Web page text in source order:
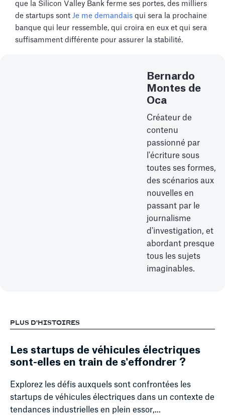
que la Silicon Valley Bank ferme ses portes, des milliers
de startups sont Je me demandais qui sera la prochaine
banque qui leur ressemble, qui croira en eux et qui sera
suffisamment différente pour assurer la stabilité.
Bernardo
Montes de
Oca
Créateur de
contenu
passionné par
l'écriture sous
toutes ses formes,
des scénarios aux
nouvelles en
passant par le
journalisme
d'investigation, et
abordant presque
tous les sujets
imaginables.
PLUS D'HISTOIRES
Les startups de véhicules électriques
sont-elles en train de s'effondrer ?
Explorez les défis auxquels sont confrontées les
startups de véhicules électriques dans un contexte de
tendances industrielles en plein essor,...